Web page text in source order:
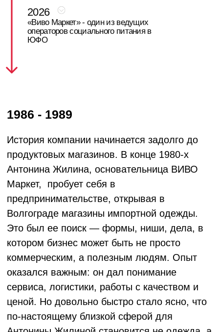
пациенты, пожилые — для них качество
питания зависит не от выбора, а от
системы.
В 2008 году ВИВО впервые начинает
точкой поворота: компания понимает, что
качественное питание доступной
повседневностьюпринесет пользу тем, кто
Школьное питание постепенно занимает всё
большую долю производства. ВИВО видит
проблему целиком: низкое доверие к
школьной еде, отсутствие контроля на всех
этапах, разрозненные стандарты. Ответом
становится системный подход.
В 2012 году создаётся первая в России
профессиональная ассоциация операторов
социального питания — ПСПиОН. В центре
— контроль качества «от производства до
тарелки» и популяризация здорового
питания. Это ещё один шаг к
формированию ДНК компании:кормить